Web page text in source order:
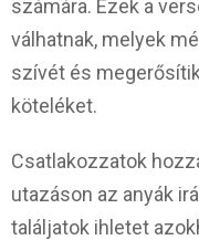
számára. Ezek a
válhatnak, melyek
szívét és
köteléket.
Csatlakozzatok
utazáson az anyák
találjatok ihletet